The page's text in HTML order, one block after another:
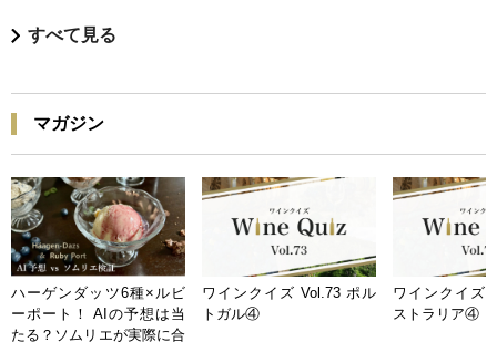
すべて見る
マガジン
ハーゲンダッツ6種×ルビ
ーポート！ AIの予想は当
たる？ソムリエが実際に合
ワインクイズ Vol.73 ポル
トガル④
ワインクイズ
ストラリア④